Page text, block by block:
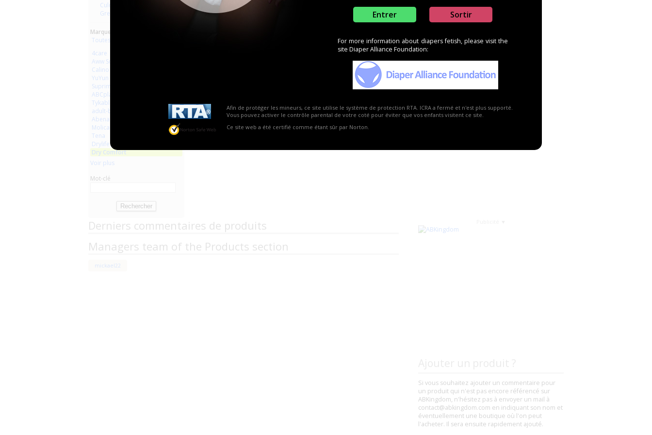
Entrer Sortir
For more information about diapers fetish, please visit the
site Diaper Alliance Foundation:
Afin de protéger les mineurs, ce site utilise le système de protection RTA. ICRA a fermé et n'est plus supporté.
Vous pouvez activer le contrôle parental de votre coté pour éviter que vos enfants visitent ce site.
Ce site web a été certifié comme étant sûr par Norton.
Culottes
Grenouillères
Marques :
Toutes les marques
4care
Aww So Cute
Calino
YuYun
Suprima
ABCplaisir
Tykables
adult-baby-shop
Abena
Molicare
Tena
Drylife
Dry Comfort
Voir plus
Mot-clé
Si vous souhaitez ajouter un commentaire pour
un produit qui n'est pas encore référencé sur
ABKingdom, n'hésitez pas à envoyer un mail à
contact@abkingdom.com en indiquant son nom et
éventuellement une boutique où l'on peut
l'acheter. Il sera ensuite rapidement ajouté.
Derniers commentaires de produits
Managers team of the Products section
mickael22